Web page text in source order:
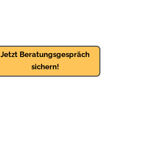
Jetzt Beratungsgespräch
sichern!